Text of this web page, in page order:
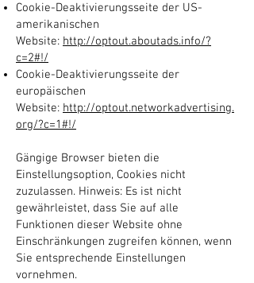
Cookie-Deaktivierungsseite der US-
amerikanischen
Website: http://optout.aboutads.info/?
c=2#!/
Cookie-Deaktivierungsseite der
europäischen
Website: http://optout.networkadvertising.
org/?c=1#!/
Gängige Browser bieten die
Einstellungsoption, Cookies nicht
zuzulassen. Hinweis: Es ist nicht
gewährleistet, dass Sie auf alle
Funktionen dieser Website ohne
Einschränkungen zugreifen können, wenn
Sie entsprechende Einstellungen
vornehmen.